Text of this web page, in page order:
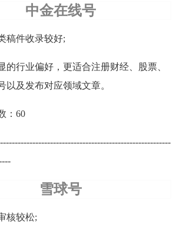
中金在线号
稿件收录较好;
的行业偏好，更适合注册财经、股票、
以及发布对应领域文章。
：60
雪球号
核较松;